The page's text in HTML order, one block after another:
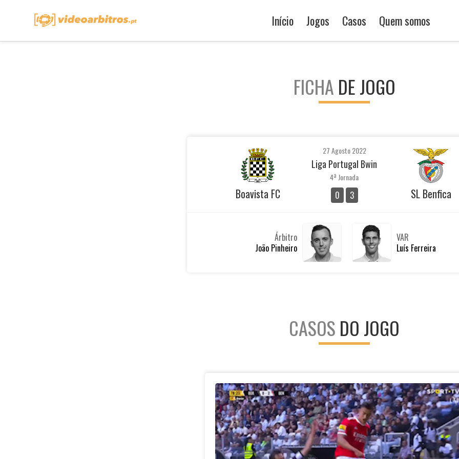
Início Jogos Casos Quem somos
FICHA DE JOGO
Boavista FC
27 Agosto 2022
Liga Portugal Bwin
4ª Jornada
0 3 SL Benfica
Árbitro
João Pinheiro
VAR
Luís Ferreira
CASOS DO JOGO